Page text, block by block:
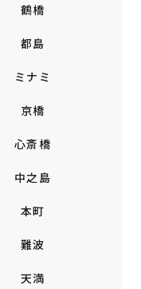
鶴橋
都島
ミナミ
京橋
心斎橋
中之島
本町
難波
天満